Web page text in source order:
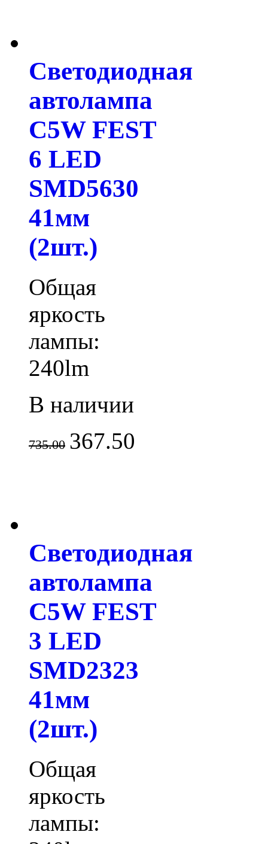
Светодиодная
автолампа
C5W FEST
6 LED
SMD5630
41мм
(2шт.)
Общая
яркость
лампы:
240lm
В наличии
735.00 367.50
Светодиодная
автолампа
C5W FEST
3 LED
SMD2323
41мм
(2шт.)
Общая
яркость
лампы: